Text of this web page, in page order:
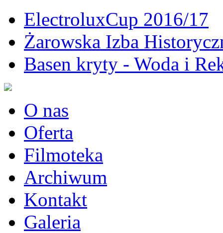
ElectroluxCup 2016/17
Żarowska Izba
Basen kryty - Woda i
O nas
Oferta
Filmoteka
Archiwum
Kontakt
Galeria